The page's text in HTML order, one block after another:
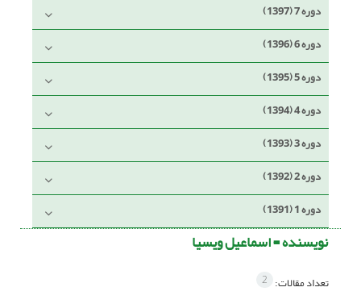
دوره 7 (1397)
دوره 6 (1396)
دوره 5 (1395)
دوره 4 (1394)
دوره 3 (1393)
دوره 2 (1392)
دوره 1 (1391)
نویسنده =اسماعیل ویسیا
تعداد مقالات: 2